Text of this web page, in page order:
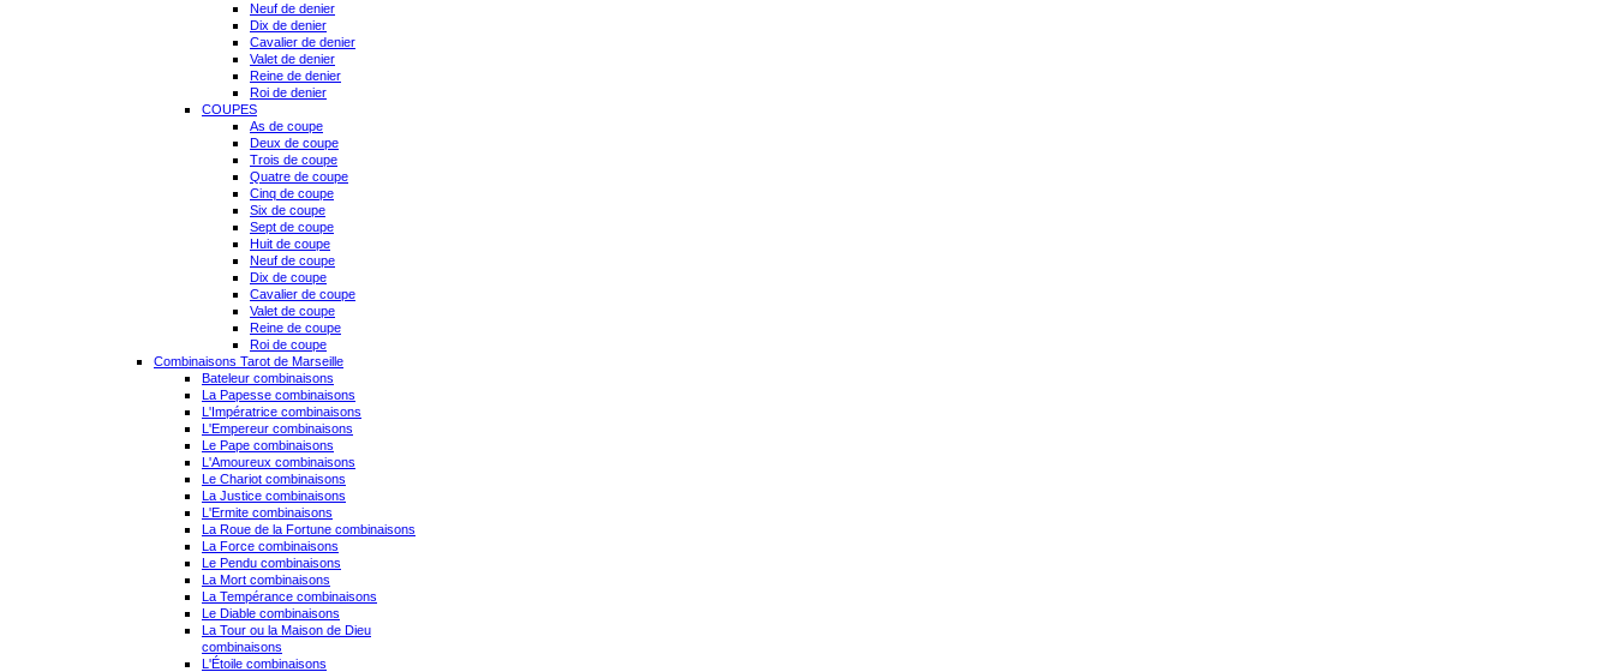
Neuf de denier
Dix de denier
Cavalier de denier
Valet de denier
Reine de denier
Roi de denier
COUPES
As de coupe
Deux de coupe
Trois de coupe
Quatre de coupe
Cinq de coupe
Six de coupe
Sept de coupe
Huit de coupe
Neuf de coupe
Dix de coupe
Cavalier de coupe
Valet de coupe
Reine de coupe
Roi de coupe
Combinaisons Tarot de Marseille
Bateleur combinaisons
La Papesse combinaisons
L'Impératrice combinaisons
L'Empereur combinaisons
Le Pape combinaisons
L'Amoureux combinaisons
Le Chariot combinaisons
La Justice combinaisons
L'Ermite combinaisons
La Roue de la Fortune combinaisons
La Force combinaisons
Le Pendu combinaisons
La Mort combinaisons
La Tempérance combinaisons
Le Diable combinaisons
La Tour ou la Maison de Dieu
combinaisons
L'Étoile combinaisons